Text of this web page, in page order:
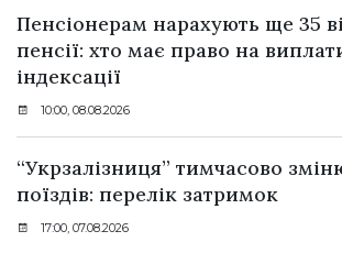
Пенсіонерам нарахують ще 35
пенсії: хто має право на
індексації
10:00, 08.08.2026
“Укрзалізниця” тимчасово
поїздів: перелік затримок
17:00, 07.08.2026